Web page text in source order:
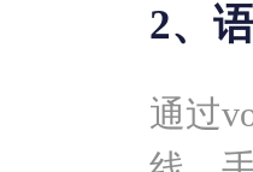
2、
通过